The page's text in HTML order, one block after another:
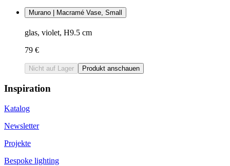
Murano | Macramé Vase, Small
glas, violet, H9.5 cm
79 €
Nicht auf Lager Produkt anschauen
Inspiration
Katalog
Newsletter
Projekte
Bespoke lighting